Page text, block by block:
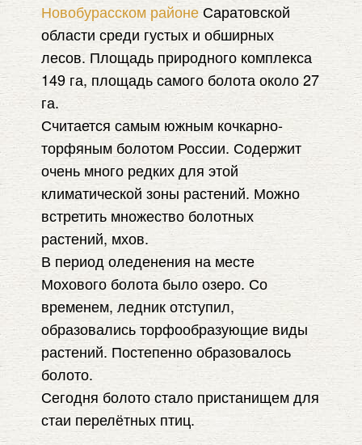
Новобурасском районе Саратовской
области среди густых и обширных
лесов. Площадь природного комплекса
149 га, площадь самого болота около 27
га.
Считается самым южным кочкарно-
торфяным болотом России. Содержит
очень много редких для этой
климатической зоны растений. Можно
встретить множество болотных
растений, мхов.
В период оледенения на месте
Мохового болота было озеро. Со
временем, ледник отступил,
образовались торфообразующие виды
растений. Постепенно образовалось
болото.
Сегодня болото стало пристанищем для
стаи перелётных птиц.